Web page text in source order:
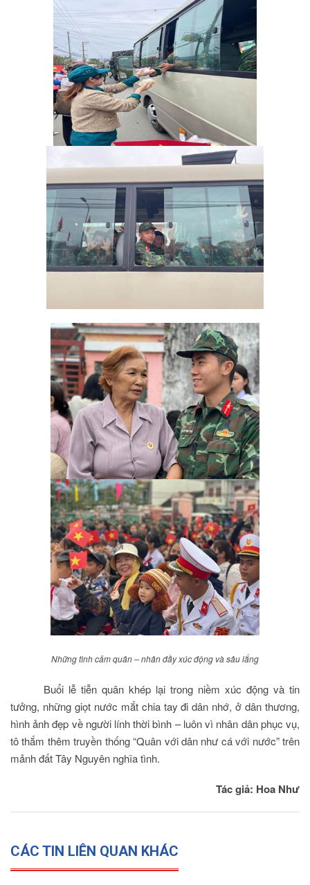
Những tình cảm quân – nhân đầy xúc động và sâu lắng
Buổi lễ tiễn quân khép lại trong niềm xúc động và tin
tưởng, những giọt nước mắt chia tay đi dân nhớ, ở dân thương,
hình ảnh đẹp về người lính thời bình – luôn vì nhân dân phục vụ,
tô thắm thêm truyền thống “Quân với dân như cá với nước” trên
mảnh đất Tây Nguyên nghĩa tình.
Tác giả: Hoa Như
CÁC TIN LIÊN QUAN KHÁC